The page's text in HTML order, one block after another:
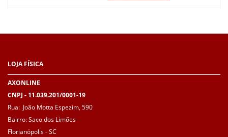
LOJAFÍSICA
AXONLINE
CNPJ - 11.039.201/0001-19
Rua: João Motta Espezim, 590
Bairro: Saco dos Limões
Florianópolis - SC